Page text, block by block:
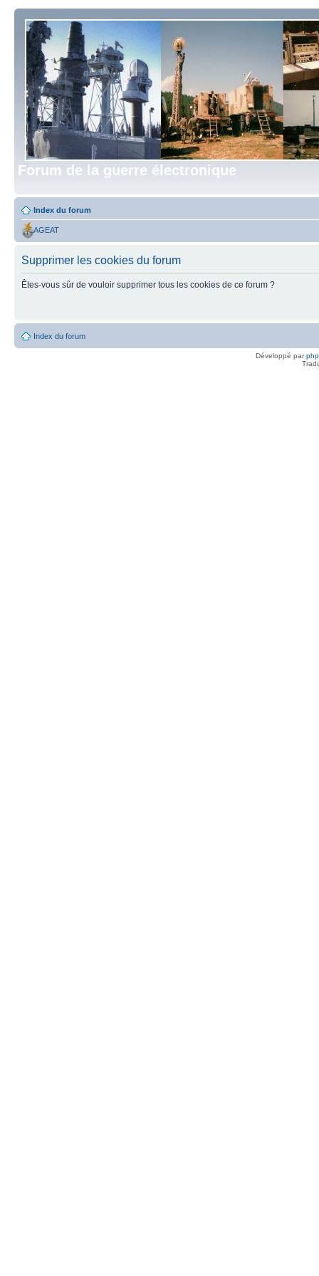
Forum de la guerre électronique
Index du forum
AGEAT
Supprimer les cookies du forum
Êtes-vous sûr de vouloir supprimer tous les cookies de ce forum ?
Index du forum
Développé par